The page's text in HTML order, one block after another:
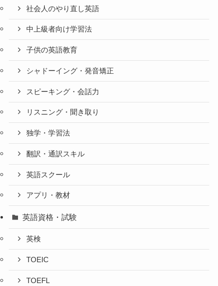
社会人のやり直し英語
中上級者向け学習法
子供の英語教育
シャドーイング・発音矯正
スピーキング・会話力
リスニング・聞き取り
独学・学習法
翻訳・通訳スキル
英語スクール
アプリ・教材
英語資格・試験
英検
TOEIC
TOEFL